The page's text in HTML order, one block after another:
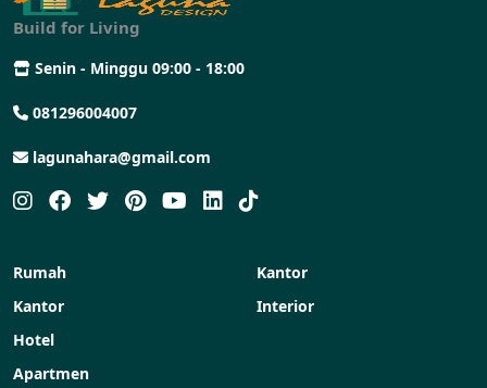
Build for Living
Senin - Minggu 09:00 - 18:00
081296004007
lagunahara@gmail.com
Rumah
Kantor
Hotel
Apartmen
Kantor
Interior